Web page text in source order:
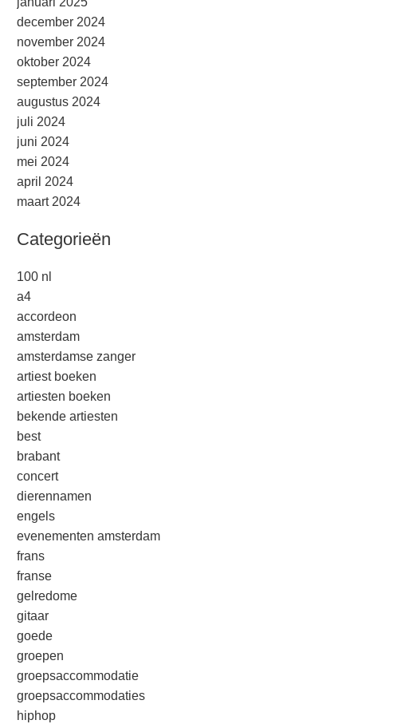
december 2024
november 2024
oktober 2024
september 2024
augustus 2024
juli 2024
juni 2024
mei 2024
april 2024
maart 2024
Categorieën
100 nl
a4
accordeon
amsterdam
amsterdamse zanger
artiest boeken
artiesten boeken
bekende artiesten
best
brabant
concert
dierennamen
engels
evenementen amsterdam
frans
franse
gelredome
gitaar
goede
groepen
groepsaccommodatie
groepsaccommodaties
hiphop